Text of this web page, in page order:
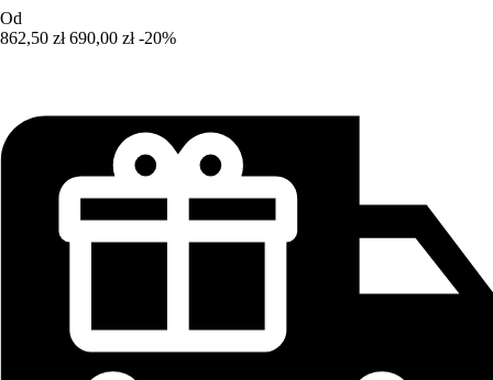
Od
862,50 zł 690,00 zł -20%